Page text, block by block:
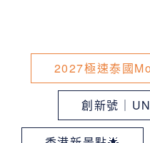
2027極速泰國
創新號｜